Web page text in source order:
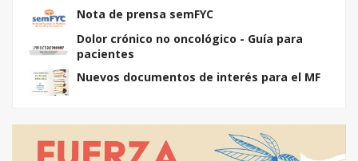
Nota de prensa semFYC
Dolor crónico no oncológico - Guía para
pacientes
Nuevos documentos de interés para el MF